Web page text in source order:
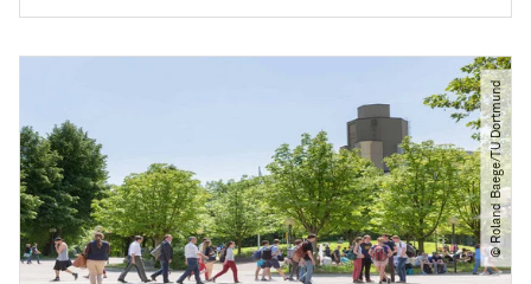
© Roland Baege​/​TU Dortmund